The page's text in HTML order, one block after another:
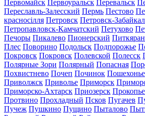
Первомайск Первоуральск Перевальск
Переславль-Залесский Пермь Пестово
красносілля Петровск Петровск-
Петропавловск-Камчатский Петухово
Печоры Пикалево Пионерский
Плес Поворино Подольск Подпорожье
Покровск Покровск Полевской Полесск
Полярные Зори Полярный Попасная
Похвистнево Почеп Починок Пошехонье
Приволжск Приволье Приморск
Приморско-Ахтарск Приозерск
Протвино Прохладный Псков Пугачев
Пучеж Пушкино Пущино Пыталово